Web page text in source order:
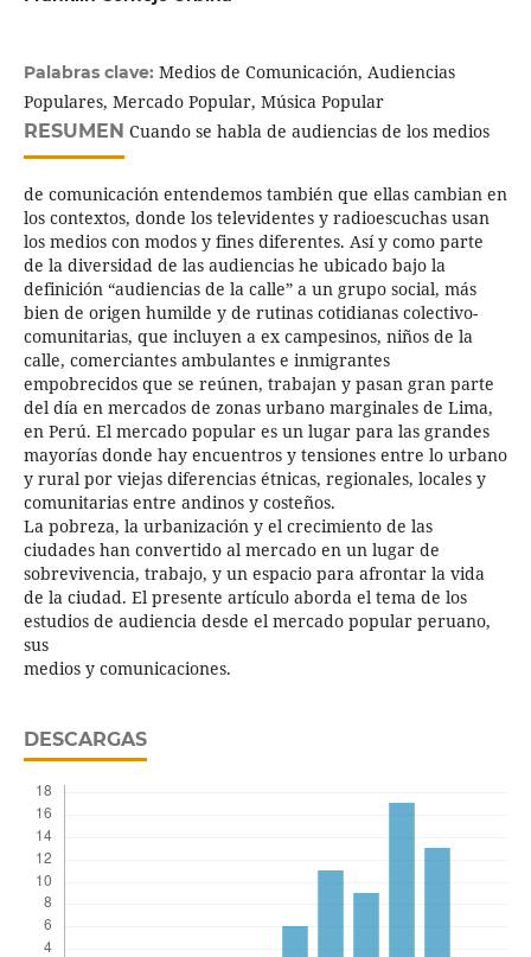
Palabras clave: Medios de Comunicación, Audiencias
Populares, Mercado Popular, Música Popular
RESUMEN Cuando se habla de audiencias de los medios
de comunicación entendemos también que ellas cambian en
los contextos, donde los televidentes y radioescuchas usan
los medios con modos y fines diferentes. Así y como parte
de la diversidad de las audiencias he ubicado bajo la
definición “audiencias de la calle” a un grupo social, más
bien de origen humilde y de rutinas cotidianas colectivo-
comunitarias, que incluyen a ex campesinos, niños de la
calle, comerciantes ambulantes e inmigrantes
empobrecidos que se reúnen, trabajan y pasan gran parte
del día en mercados de zonas urbano marginales de Lima,
en Perú. El mercado popular es un lugar para las grandes
mayorías donde hay encuentros y tensiones entre lo urbano
y rural por viejas diferencias étnicas, regionales, locales y
comunitarias entre andinos y costeños.
La pobreza, la urbanización y el crecimiento de las
ciudades han convertido al mercado en un lugar de
sobrevivencia, trabajo, y un espacio para afrontar la vida
de la ciudad. El presente artículo aborda el tema de los
estudios de audiencia desde el mercado popular peruano,
sus
medios y comunicaciones.
DESCARGAS